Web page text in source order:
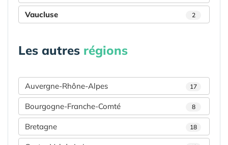
Vaucluse 2
Les autres régions
Auvergne-Rhône-Alpes 17
Bourgogne-Franche-Comté 8
Bretagne 18